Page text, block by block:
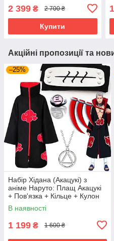
Шкарпетки + Кунаї
2 399 ₴ 2 700 ₴
Купити
Акційні пропозиції та
–25%
Набір Хідана (Акацукі) з
аніме Наруто: Плащ Акацукі
+ Пов'язка + Кільце + Кулон
В наявності
1 199 ₴ 1 600 ₴